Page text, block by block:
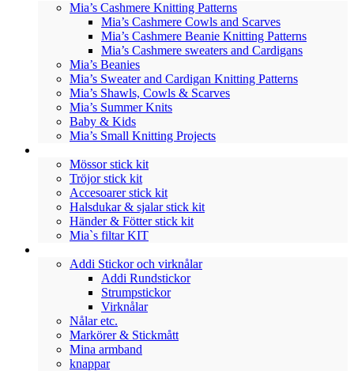
Mia’s Cashmere Knitting Patterns
Mia’s Cashmere Cowls and Scarves
Mia’s Cashmere Beanie Knitting Patterns
Mia’s Cashmere sweaters and Cardigans
Mia’s Beanies
Mia’s Sweater and Cardigan Knitting Patterns
Mia’s Shawls, Cowls & Scarves
Mia’s Summer Knits
Baby & Kids
Mia’s Small Knitting Projects
Mössor stick kit
Tröjor stick kit
Accesoarer stick kit
Halsdukar & sjalar stick kit
Händer & Fötter stick kit
Mia`s filtar KIT
Addi Stickor och virknålar
Addi Rundstickor
Strumpstickor
Virknålar
Nålar etc.
Markörer & Stickmått
Mina armband
knappar